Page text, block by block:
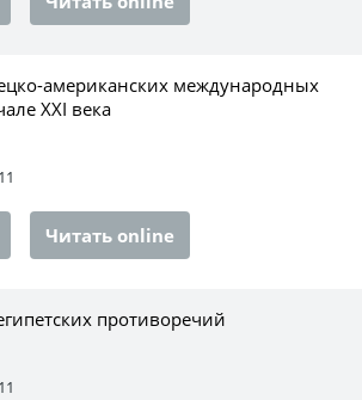
американских международных
ХХI века
Читать online
противоречий